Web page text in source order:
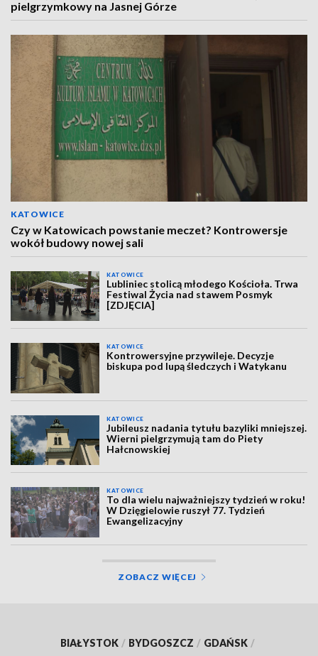
pielgrzymkowy na Jasnej Górze
KATOWICE
Czy w Katowicach powstanie meczet? Kontrowersje
wokół budowy nowej sali
KATOWICE
Lubliniec stolicą młodego Kościoła. Trwa
Festiwal Życia nad stawem Posmyk
[ZDJĘCIA]
KATOWICE
Kontrowersyjne przywileje. Decyzje
biskupa pod lupą śledczych i Watykanu
KATOWICE
Jubileusz nadania tytułu bazyliki mniejszej.
Wierni pielgrzymują tam do Piety
Hałcnowskiej
KATOWICE
To dla wielu najważniejszy tydzień w roku!
W Dzięgielowie ruszył 77. Tydzień
Ewangelizacyjny
ZOBACZ WIĘCEJ
BIAŁYSTOK / BYDGOSZCZ / GDAŃSK /